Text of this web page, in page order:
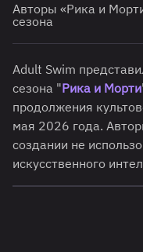
Авторы «Рика и
сезона
Adult Swim
сезона "Рика и Морти
продолжения
мая 2026 года.
создании не
искусственного